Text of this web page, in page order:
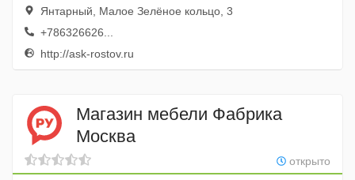
Янтарный, Малое Зелёное кольцо, 3
+786326626...
http://ask-rostov.ru
Магазин мебели Фабрика
Москва
открыто